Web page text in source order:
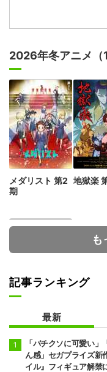
2026年冬アニメ（
メダリスト 第2
期
地獄楽
ヴィジランテ -
僕のヒーローア
カデミア ILLEG
ALS- 第2期
も
記事ランキング
最新
「バチクソに可愛い」
ん感」セガプライズ新
イル』フィギュア解禁